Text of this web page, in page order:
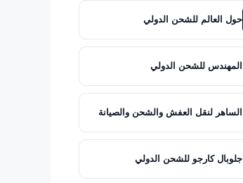
حول العالم للشحن الدولي
المهندس للشحن الدولي
الساهر لنقل العفش والشحن والصيانة
جلوبال كارجو للشحن الدولي